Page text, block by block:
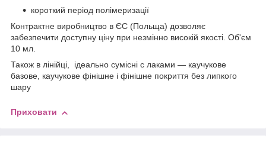
короткий період полімеризації
Контрактне виробництво в ЄС (Польща) дозволяє
забезпечити доступну ціну при незмінно високій якості. Об'єм
10 мл.
Також в лінійці,
ідеально сумісні c лаками ― каучукове
базове, каучукове фінішне і фінішне покриття без липкого
шару
Приховати